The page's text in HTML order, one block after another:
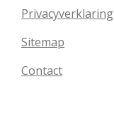
Privacyverklaring
Sitemap
Contact